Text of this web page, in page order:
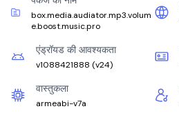
box.media.audiator.mp3.volum
e.boost.music.pro
एंड्रॉयड की आवश्यकता
v1088421888 (v24)
वास्तुकला
armeabi-v7a